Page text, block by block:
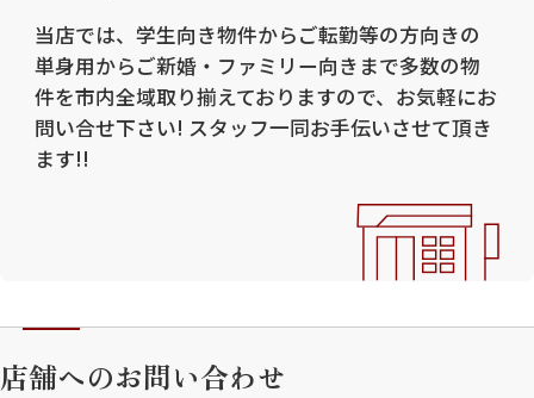
当店では、学生向き物件からご転勤等の方向きの
単身用からご新婚・ファミリー向きまで多数の物
件を市内全域取り揃えておりますので、お気軽にお
問い合せ下さい! スタッフ一同お手伝いさせて頂き
ます!!
店舗へのお問い合わせ